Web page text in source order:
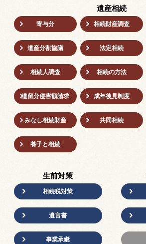
遺産相続
寄与分 相続財産調査
遺産分割協議 法定相続
相続人調査 相続の方法
遺留分侵害額請求 成年後⾒制度
みなし相続財産 共同相続
養子と相続
生前対策
相続税対策
遺言書
事業承継